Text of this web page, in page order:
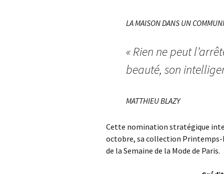
LA MAISON DANS UN
« Rien ne peut
beauté, son
MATTHIEU BLAZY
Cette nomination stratégique
octobre, sa collection Printemps-
de la Semaine de la Mode de Paris.